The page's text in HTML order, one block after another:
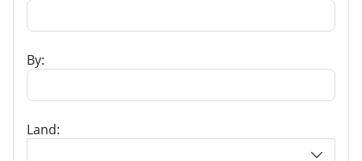
By:
Land: